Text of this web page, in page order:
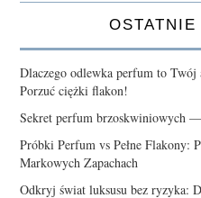
OSTATNIE
Dlaczego odlewka perfum to Twój
Porzuć ciężki flakon!
Sekret perfum brzoskwiniowych —
Próbki Perfum vs Pełne Flakony:
Markowych Zapachach
Odkryj świat luksusu bez ryzyka: